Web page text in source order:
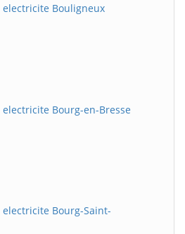
Bouligneux
Bourg-en-Bresse
Bourg-Saint-